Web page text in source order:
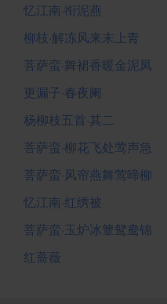
忆江南·衔泥燕
柳枝·解冻风来末上青
菩萨蛮·舞裙香暖金泥凤
更漏子·春夜阑
杨柳枝五首·其二
菩萨蛮·柳花飞处莺声急
菩萨蛮·风帘燕舞莺啼柳
忆江南·红绣被
菩萨蛮·玉炉冰簟鸳鸯锦
红蔷薇